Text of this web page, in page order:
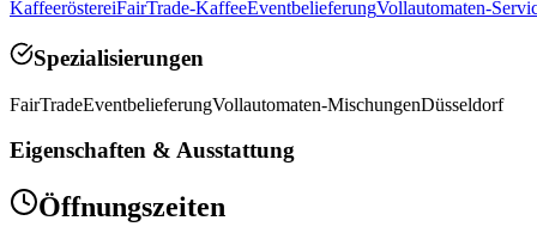
KaffeeröstereiFairTrade-KaffeeEventbelieferungVollautomaten-
Spezialisierungen
FairTradeEventbelieferungVollautomaten-MischungenDüsseldorf
Eigenschaften & Ausstattung
Öffnungszeiten